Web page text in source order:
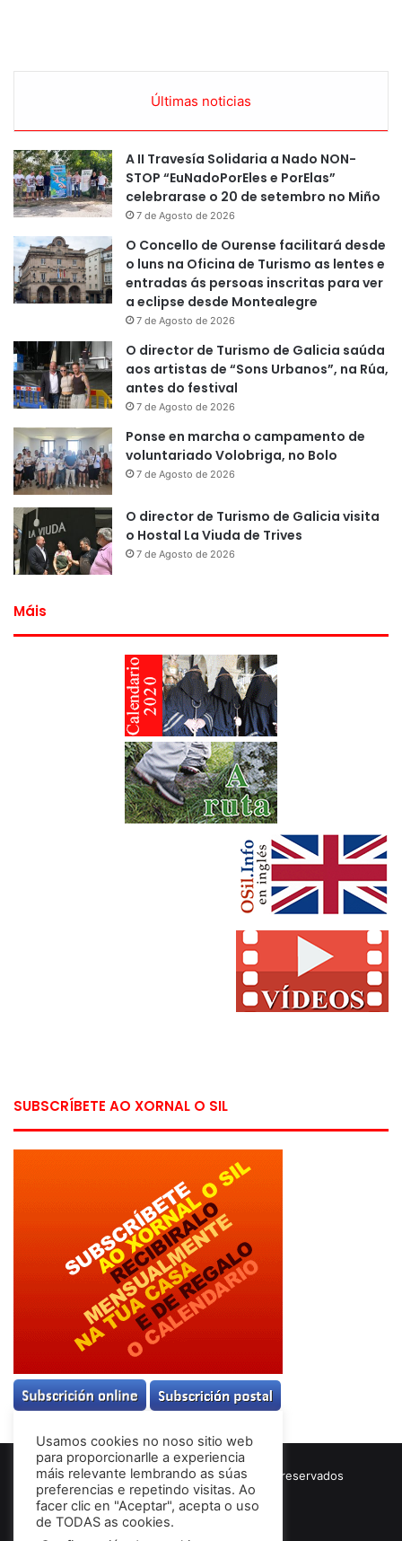
Últimas noticias
A II Travesía Solidaria a Nado NON-
STOP “EuNadoPorEles e PorElas”
celebrarase o 20 de setembro no Miño
7 de Agosto de 2026
O Concello de Ourense facilitará desde
o luns na Oficina de Turismo as lentes e
entradas ás persoas inscritas para ver
a eclipse desde Montealegre
7 de Agosto de 2026
O director de Turismo de Galicia saúda
aos artistas de “Sons Urbanos”, na Rúa,
antes do festival
7 de Agosto de 2026
Ponse en marcha o campamento de
voluntariado Volobriga, no Bolo
7 de Agosto de 2026
O director de Turismo de Galicia visita
o Hostal La Viuda de Trives
7 de Agosto de 2026
Máis
SUBSCRÍBETE AO XORNAL O SIL
© Copyright 2026, Todos los derechos reservados
Términos & Condiciones
Usamos cookies no noso sitio web
para proporcionarlle a experiencia
máis relevante lembrando as súas
preferencias e repetindo visitas. Ao
facer clic en "Aceptar", acepta o uso
de TODAS as cookies.